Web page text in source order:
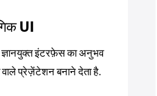
UI
इंटरफ़ेस का अनुभव
प्रेज़ेंटेशन बनाने देता है.